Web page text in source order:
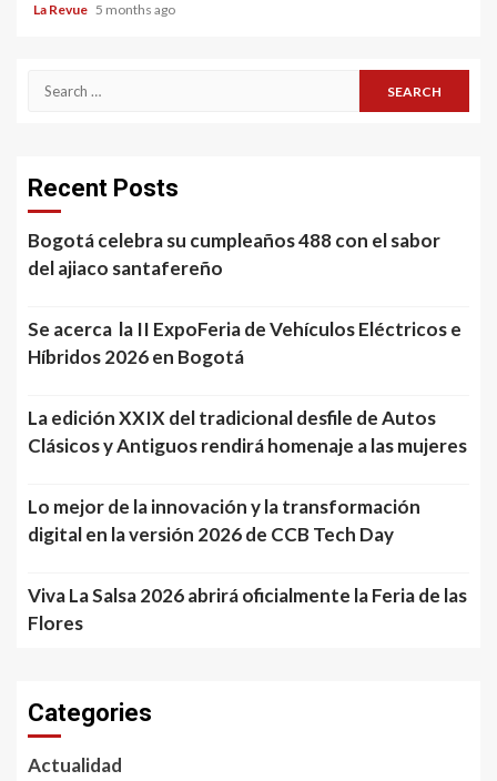
La Revue 5 months ago
Search
Recent Posts
Bogotá celebra su cumpleaños 488 con el sabor
del ajiaco santafereño
Se acerca la II ExpoFeria de Vehículos Eléctricos e
Híbridos 2026 en Bogotá
La edición XXIX del tradicional desfile de Autos
Clásicos y Antiguos rendirá homenaje a las mujeres
Lo mejor de la innovación y la transformación
digital en la versión 2026 de CCB Tech Day
Viva La Salsa 2026 abrirá oficialmente la Feria de las
Flores
Categories
Actualidad